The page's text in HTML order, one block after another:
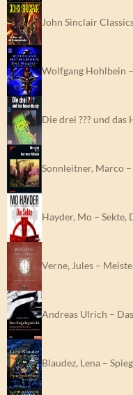
John Sinclair
Wolfgang Hohlbein
Die drei ??? und das
Sonnleitner, Marco
Hayder, Mo – Sekte,
Verne, Jules –
Andreas Ulrich –
Blaudez, Lena –